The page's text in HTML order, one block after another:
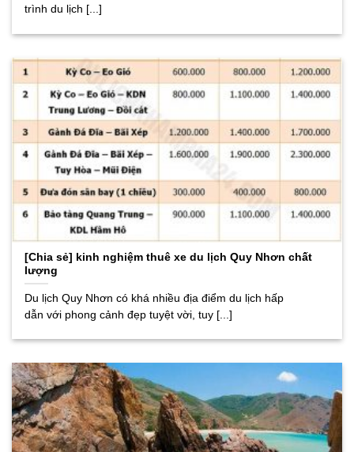
trình du lịch [...]
[Chia sẻ] kinh nghiệm thuê xe du lịch Quy Nhơn chất
lượng
Du lịch Quy Nhơn có khá nhiều địa điểm du lịch hấp
dẫn với phong cảnh đẹp tuyệt vời, tuy [...]